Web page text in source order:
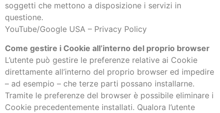
soggetti che mettono a disposizione i servizi in
questione.
YouTube/Google USA – Privacy Policy
Come gestire i Cookie all’interno del proprio browser
L’utente può gestire le preferenze relative ai Cookie
direttamente all’interno del proprio browser ed impedire
– ad esempio – che terze parti possano installarne.
Tramite le preferenze del browser è possibile eliminare i
Cookie precedentemente installati. Qualora l’utente